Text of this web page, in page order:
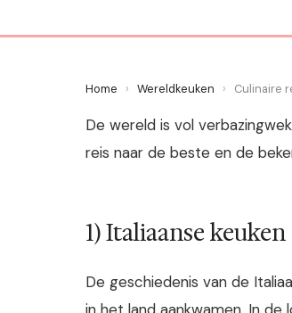
Home › Wereldkeuken › Culinaire
De wereld is vol
reis naar de beste en de
1) Italiaanse keuken
De geschiedenis van de
in het land aankwamen. In